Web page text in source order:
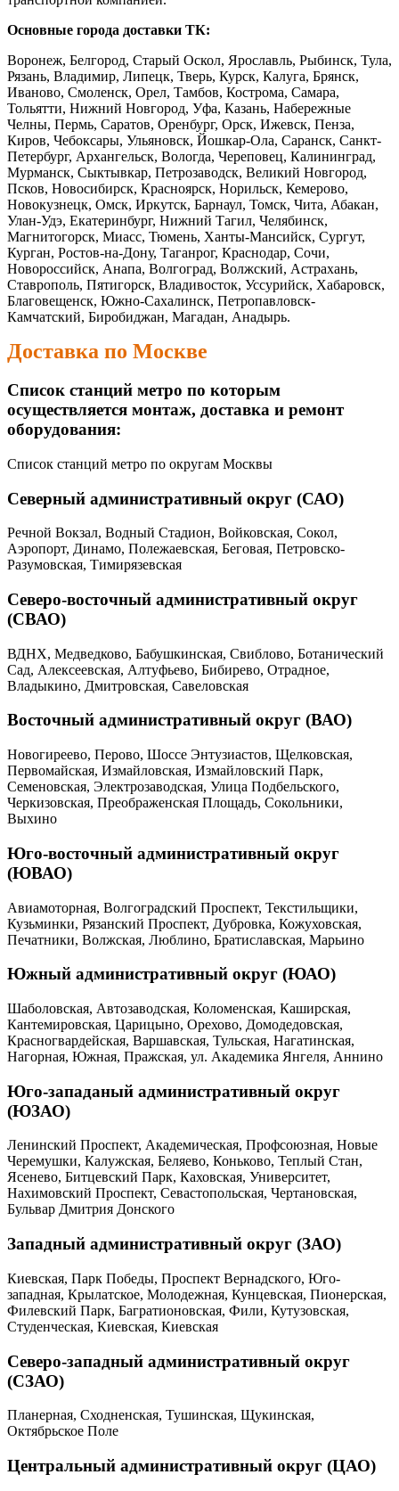
Основные города доставки ТК:
Воронеж, Белгород, Старый Оскол, Ярославль, Рыбинск, Тула,
Рязань, Владимир, Липецк, Тверь, Курск, Калуга, Брянск,
Иваново, Смоленск, Орел, Тамбов, Кострома, Самара,
Тольятти, Нижний Новгород, Уфа, Казань, Набережные
Челны, Пермь, Саратов, Оренбург, Орск, Ижевск, Пенза,
Киров, Чебоксары, Ульяновск, Йошкар-Ола, Саранск, Санкт-
Петербург, Архангельск, Вологда, Череповец, Калининград,
Мурманск, Сыктывкар, Петрозаводск, Великий Новгород,
Псков, Новосибирск, Красноярск, Норильск, Кемерово,
Новокузнецк, Омск, Иркутск, Барнаул, Томск, Чита, Абакан,
Улан-Удэ, Екатеринбург, Нижний Тагил, Челябинск,
Магнитогорск, Миасс, Тюмень, Ханты-Мансийск, Сургут,
Курган, Ростов-на-Дону, Таганрог, Краснодар, Сочи,
Новороссийск, Анапа, Волгоград, Волжский, Астрахань,
Ставрополь, Пятигорск, Владивосток, Уссурийск, Хабаровск,
Благовещенск, Южно-Сахалинск, Петропавловск-
Камчатский, Биробиджан, Магадан, Анадырь.
Доставка по Москве
Список станций метро по которым
осуществляется монтаж, доставка и ремонт
оборудования:
Список станций метро по округам Москвы
Северный административный округ (САО)
Речной Вокзал, Водный Стадион, Войковская, Сокол,
Аэропорт, Динамо, Полежаевская, Беговая, Петровско-
Разумовская, Тимирязевская
Северо-восточный административный округ
(СВАО)
ВДНХ, Медведково, Бабушкинская, Свиблово, Ботанический
Сад, Алексеевская, Алтуфьево, Бибирево, Отрадное,
Владыкино, Дмитровская, Савеловская
Восточный административный округ (ВАО)
Новогиреево, Перово, Шоссе Энтузиастов, Щелковская,
Первомайская, Измайловская, Измайловский Парк,
Семеновская, Электрозаводская, Улица Подбельского,
Черкизовская, Преображенская Площадь, Сокольники,
Выхино
Юго-восточный административный округ
(ЮВАО)
Авиамоторная, Волгоградский Проспект, Текстильщики,
Кузьминки, Рязанский Проспект, Дубровка, Кожуховская,
Печатники, Волжская, Люблино, Братиславская, Марьино
Южный административный округ (ЮАО)
Шаболовская, Автозаводская, Коломенская, Каширская,
Кантемировская, Царицыно, Орехово, Домодедовская,
Красногвардейская, Варшавская, Тульская, Нагатинская,
Нагорная, Южная, Пражская, ул. Академика Янгеля, Аннино
Юго-западаный административный округ
(ЮЗАО)
Ленинский Проспект, Академическая, Профсоюзная, Новые
Черемушки, Калужская, Беляево, Коньково, Теплый Стан,
Ясенево, Битцевский Парк, Каховская, Университет,
Нахимовский Проспект, Севастопольская, Чертановская,
Бульвар Дмитрия Донского
Западный административный округ (ЗАО)
Киевская, Парк Победы, Проспект Вернадского, Юго-
западная, Крылатское, Молодежная, Кунцевская, Пионерская,
Филевский Парк, Багратионовская, Фили, Кутузовская,
Студенческая, Киевская, Киевская
Северо-западный административный округ
(СЗАО)
Планерная, Сходненская, Тушинская, Щукинская,
Октябрьское Поле
Центральный административный округ (ЦАО)